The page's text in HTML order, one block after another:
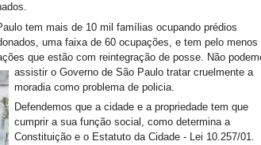
tem mais de 10 mil famílias ocupando prédios
uma faixa de 60 ocupações, e tem pelo menos
que estão com reintegração de posse. Não
assistir o Governo de São Paulo tratar cruelmente a
moradia como problema de policia.
Defendemos que a cidade e a propriedade tem que
cumprir a sua função social, como determina a
Constituição e o Estatuto da Cidade - Lei 10.257/01.